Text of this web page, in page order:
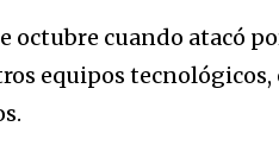
octubre cuando atacó
equipos tecnológicos,